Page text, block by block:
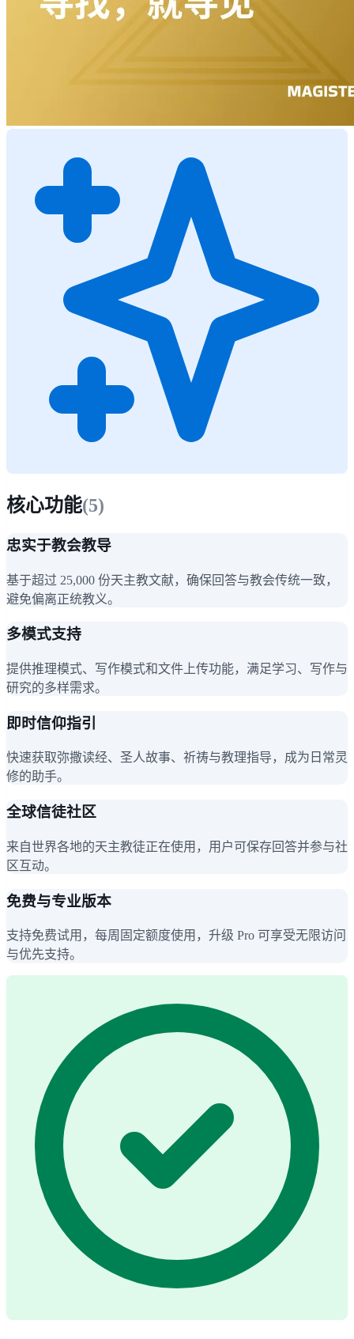
核心功能(5)
忠实于教会教导
基于超过 25,000 份天主教文献，确保回答与教会传统一致，
避免偏离正统教义。
多模式支持
提供推理模式、写作模式和文件上传功能，满足学习、写作与
研究的多样需求。
即时信仰指引
快速获取弥撒读经、圣人故事、祈祷与教理指导，成为日常灵
修的助手。
全球信徒社区
来自世界各地的天主教徒正在使用，用户可保存回答并参与社
区互动。
免费与专业版本
支持免费试用，每周固定额度使用，升级 Pro 可享受无限访问
与优先支持。